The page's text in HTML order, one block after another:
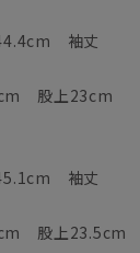
袖丈
股上23cm
袖丈
股上23.5cm